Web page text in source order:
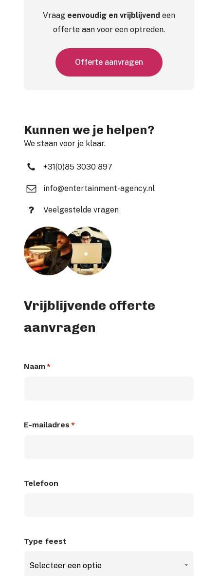
Vraag eenvoudig en vrijblijvend een
offerte aan voor een optreden.
Offerte aanvragen
Kunnen we je helpen?
We staan voor je klaar.
+31(0)85 3030 897
info@entertainment-agency.nl
Veelgestelde vragen
Vrijblijvende offerte
aanvragen
Naam *
E-mailadres *
Telefoon
Type feest
Selecteer een optie